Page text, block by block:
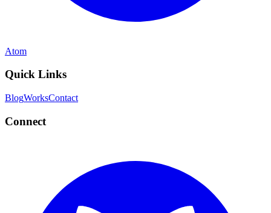
Atom
Quick Links
BlogWorksContact
Connect